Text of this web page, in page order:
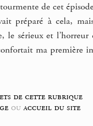
de cet
préparé à cela,
sérieux et
ma première
de cette rubrique
ouaccueil du site